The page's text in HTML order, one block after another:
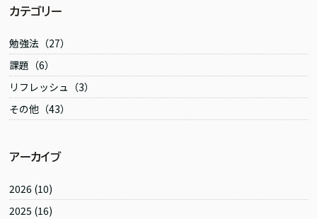
e
b
o
o
k
カテゴリー
勉強法（27）
課題（6）
リフレッシュ（3）
その他（43）
アーカイブ
2026 (10)
2025 (16)